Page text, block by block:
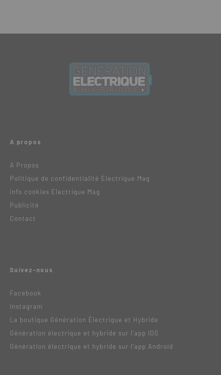
A propos
A Propos
Politique de confidentialité Electrique Mag
info cookies Electrique Mag
Publicité
Contact
Suivez-nous
Facebook
Instagram
La boutique Génération Électrique et Hybride
Génération électrique et hybride sur l’app IOS
Génération électrique et hybride sur l’app Android